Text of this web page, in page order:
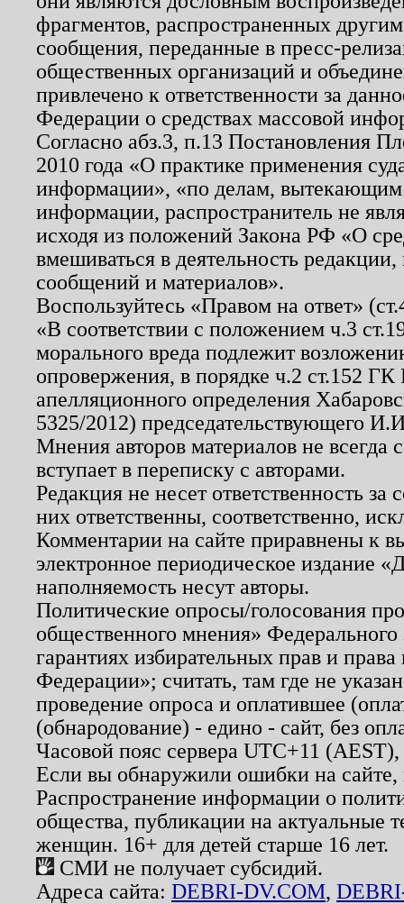
фрагментов, распространенных
сообщения, переданные в пресс-
общественных организаций и
привлечено к ответственности за
Федерации о средствах массовой
Согласно абз.3, п.13 Постановления
2010 года «О практике применения
информации», «по делам, вытекающим
информации, распространитель не
исходя из положений Закона РФ «О
вмешиваться в деятельность
сообщений и материалов».
Воспользуйтесь «Правом на ответ»
«В соответствии с положением ч.3
морального вреда подлежит
опровержения, в порядке ч.2 ст.152
апелляционного определения
5325/2012) председательствующего
Мнения авторов материалов не
вступает в переписку с авторами.
Редакция не несет ответственность
них ответственны, соответственно,
Комментарии на сайте приравнены к
электронное периодическое издание
наполняемость несут авторы.
Политические опросы/голосования
общественного мнения»
гарантиях избирательных прав и
Федерации»; считать, там где не
проведение опроса и оплатившее
(обнародование) - едино - сайт, без
Часовой пояс сервера UTC+11
Если вы обнаружили ошибки на
Распространение информации о
общества, публикации на актуальные
женщин. 16+ для детей старше 16 лет.
СМИ не получает субсидий.
Адреса сайта: DEBRI-DV.COM,